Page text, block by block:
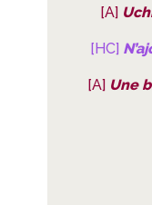
[A]
[HC]
[A] Une